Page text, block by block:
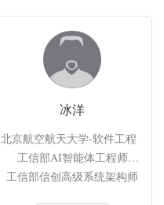
冰洋
北京航空航天大学-软件工程（大
工信部AI智能体工程师
工信部信创高级系统架构师